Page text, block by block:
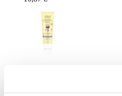
Crema Solar Mineral